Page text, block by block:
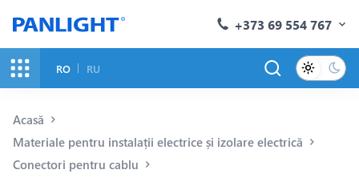
+373 69 554 767
RO RU
Acasă
Materiale pentru instalații electrice și izolare electrică
Conectori pentru cablu